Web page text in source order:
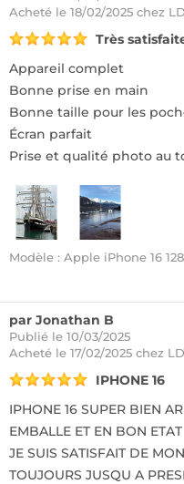
Acheté le 18/02/2025 chez
Très
Appareil complet
Bonne prise en main
Bonne taille pour les
Écran parfait
Prise et qualité photo au
Modèle : Apple iPhone 16
par Jonathan B
Publié le 10/03/2025
Acheté le 17/02/2025 chez
IPHONE 16
IPHONE 16 SUPER BIEN
EMBALLE ET EN BON ETAT
JE SUIS SATISFAIT DE
TOUJOURS JUSQU A